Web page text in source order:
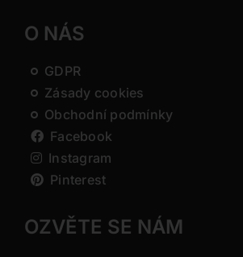
O NÁS
GDPR
Zásady cookies
Obchodní podmínky
Facebook
Instagram
Pinterest
OZVĚTE SE NÁM